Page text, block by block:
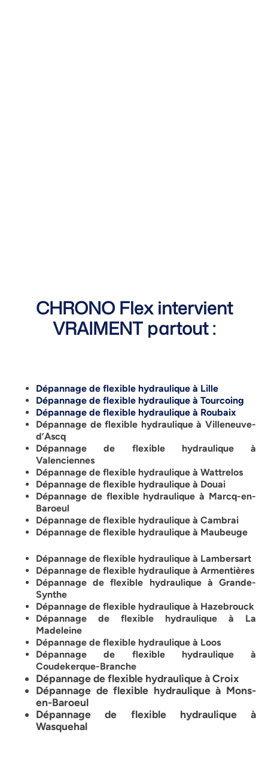
CHRONO Flex intervient
VRAIMENT partout :
Dépannage de flexible hydraulique à Lille
Dépannage de flexible hydraulique à Tourcoing
Dépannage de flexible hydraulique à Roubaix
Dépannage de flexible hydraulique à Villeneuve-
d’Ascq
Dépannage de flexible hydraulique à
Valenciennes
Dépannage de flexible hydraulique à Wattrelos
Dépannage de flexible hydraulique à Douai
Dépannage de flexible hydraulique à Marcq-en-
Baroeul
Dépannage de flexible hydraulique à Cambrai
Dépannage de flexible hydraulique à Maubeuge
Dépannage de flexible hydraulique à Lambersart
Dépannage de flexible hydraulique à Armentières
Dépannage de flexible hydraulique à Grande-
Synthe
Dépannage de flexible hydraulique à Hazebrouck
Dépannage de flexible hydraulique à La
Madeleine
Dépannage de flexible hydraulique à Loos
Dépannage de flexible hydraulique à
Coudekerque-Branche
Dépannage de flexible hydraulique à Croix
Dépannage de flexible hydraulique à Mons-
en-Baroeul
Dépannage de flexible hydraulique à
Wasquehal